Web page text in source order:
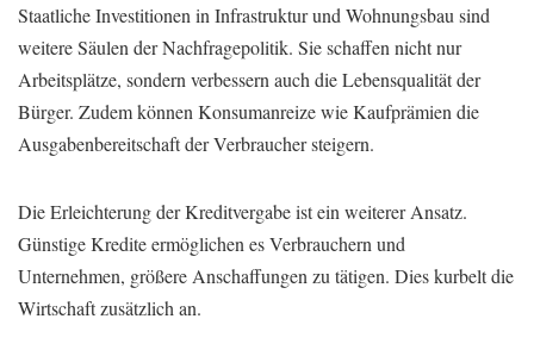
Staatliche Investitionen in Infrastruktur und Wohnungsbau sind
weitere Säulen der Nachfragepolitik. Sie schaffen nicht nur
Arbeitsplätze, sondern verbessern auch die Lebensqualität der
Bürger. Zudem können Konsumanreize wie Kaufprämien die
Ausgabenbereitschaft der Verbraucher steigern.
Die Erleichterung der Kreditvergabe ist ein weiterer Ansatz.
Günstige Kredite ermöglichen es Verbrauchern und
Unternehmen, größere Anschaffungen zu tätigen. Dies kurbelt die
Wirtschaft zusätzlich an.